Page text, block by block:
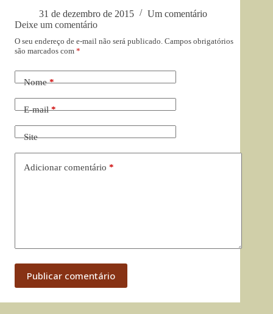
31 de dezembro de 2015
Um comentário
Deixe um comentário
O seu endereço de e-mail não será publicado. Campos obrigatórios
são marcados com *
Nome*
E-mail*
Site
Adicionar comentário *
Publicar comentário